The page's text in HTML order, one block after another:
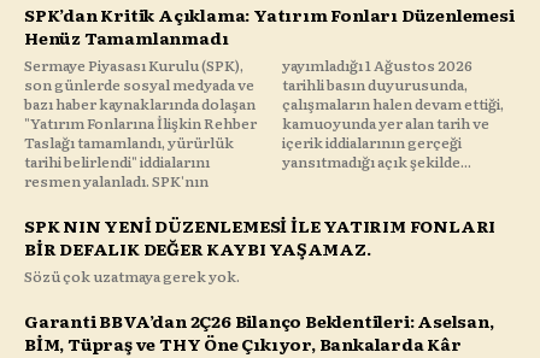
SPK’dan Kritik Açıklama: Yatırım Fonları Düzenlemesi
Henüz Tamamlanmadı
Sermaye Piyasası Kurulu (SPK),
son günlerde sosyal medyada ve
bazı haber kaynaklarında dolaşan
"Yatırım Fonlarına İlişkin Rehber
Taslağı tamamlandı, yürürlük
tarihi belirlendi" iddialarını
resmen yalanladı. SPK'nın
yayımladığı 1 Ağustos 2026
tarihli basın duyurusunda,
çalışmaların halen devam ettiği,
kamuoyunda yer alan tarih ve
içerik iddialarının gerçeği
yansıtmadığı açık şekilde...
SPK NIN YENİ DÜZENLEMESİ İLE YATIRIM FONLARI
BİR DEFALIK DEĞER KAYBI YAŞAMAZ.
Sözü çok uzatmaya gerek yok.
Garanti BBVA’dan 2Ç26 Bilanço Beklentileri: Aselsan,
BİM, Tüpraş ve THY Öne Çıkıyor, Bankalarda Kâr